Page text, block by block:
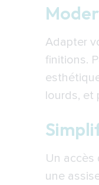
Adapter
finitions.
lourds, et
Un accès
une